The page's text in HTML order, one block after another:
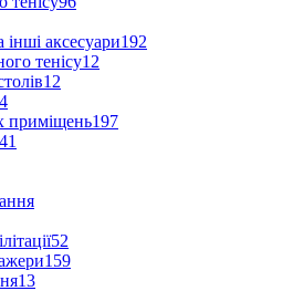
інші аксесуари192
тенісу12
12
приміщень197
52
159
13